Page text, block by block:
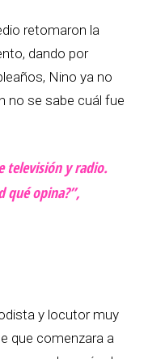
retomaron la
dando por
Nino ya no
no se sabe cuál fue
televisión y radio.
qué opina?”,
y locutor muy
que comenzara a